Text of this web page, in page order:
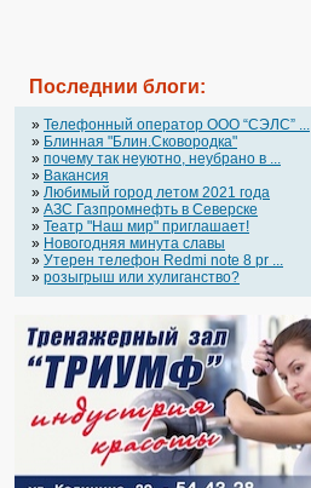
Последнии блоги:
» Телефонный оператор OOO “СЭЛС” ...
» Блинная "Блин.Сковородка"
» почему так неуютно, неубрано в ...
» Вакансия
» Любимый город летом 2021 года
» АЗС Газпромнефть в Северске
» Театр "Наш мир" приглашает!
» Новогодняя минута славы
» Утерен телефон Redmi note 8 pr ...
» розыгрыш или хулиганство?